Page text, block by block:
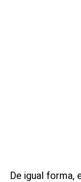
De igual forma,